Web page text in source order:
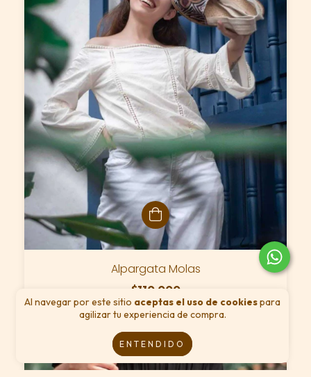
Al navegar por este sitio aceptas el uso de cookiespara
agilizar tu experiencia de compra.
ENTENDIDO
Alpargata Molas
$110.000
36 cuotas de$3.056 (los intereses serán aplicados por tu
banco)